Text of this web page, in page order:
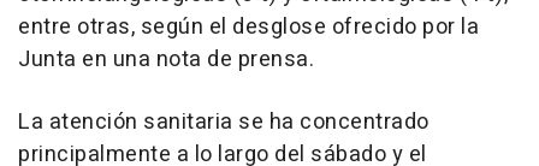
entre otras, según el desglose ofrecido por la
Junta en una nota de prensa.
La atención sanitaria se ha concentrado
principalmente a lo largo del sábado y el